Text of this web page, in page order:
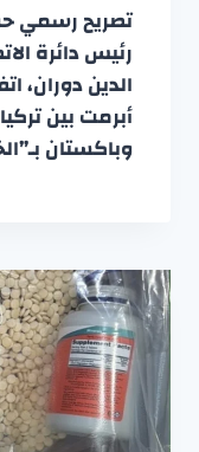
تصريح رسمي
رئيس دائرة
الدين دوران،
أبرمت بين
وباكستان